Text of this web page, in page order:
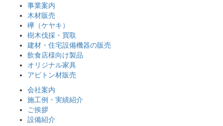
事業案内
木材販売
欅（ケヤキ）
樹木伐採・買取
建材・住宅設備機器の販売
飲食店様向け製品
オリジナル家具
アピトン材販売
会社案内
施工例・実績紹介
ご挨拶
設備紹介